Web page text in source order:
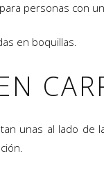
personas con
en boquillas.
unas al lado